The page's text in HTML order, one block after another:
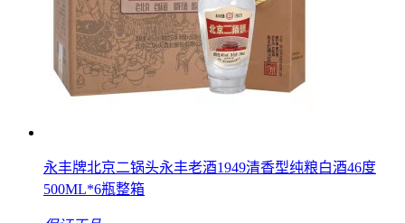
永丰牌北京二锅头永丰老酒1949清香型纯粮白酒46度
500ML*6瓶整箱